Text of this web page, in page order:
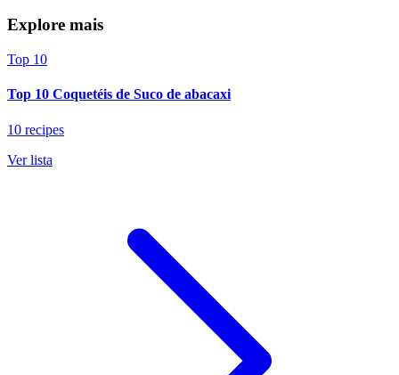
Explore mais
Top 10
Top 10 Coquetéis de Suco de abacaxi
10 recipes
Ver lista